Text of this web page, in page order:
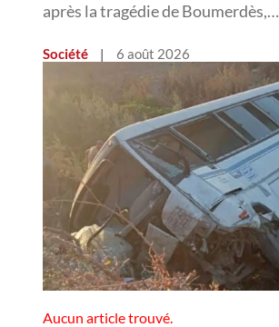
après la tragédie de Boumerdès,…
Société | 6 août 2026
Aucun article trouvé.